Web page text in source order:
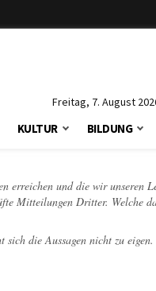
Freitag, 7. August
KULTUR BILDUNG
erreichen und die wir unseren
Mitteilungen Dritter. Welche
die Aussagen nicht zu